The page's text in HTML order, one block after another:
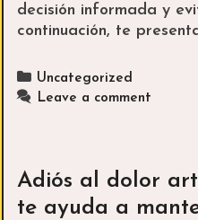
decisión informada y
continuación, te
Categories
Uncategorized
Leave a comment
Adiós al dolor
te ayuda a